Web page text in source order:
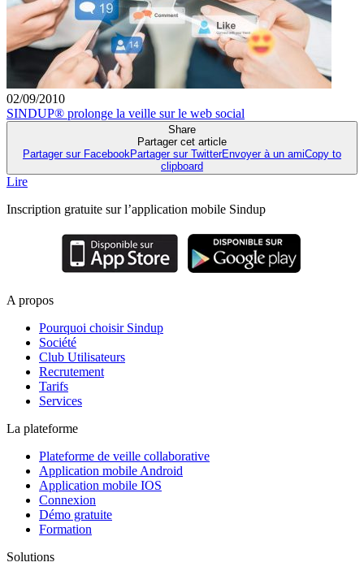
02/09/2010
SINDUP® prolonge la veille sur le web social
Share
Partager cet article
Partager sur Facebook Partager sur TwitterEnvoyer à un amiCopy to
clipboard
Lire
Inscription gratuite sur l’application mobile Sindup
A propos
Pourquoi choisir Sindup
Société
Club Utilisateurs
Recrutement
Tarifs
Services
La plateforme
Plateforme de veille collaborative
Application mobile Android
Application mobile IOS
Connexion
Démo gratuite
Formation
Solutions